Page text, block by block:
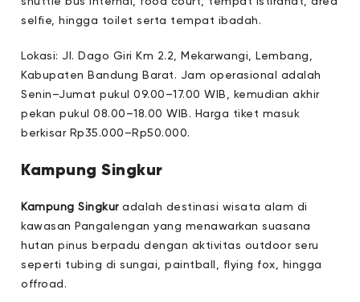
selfie, hingga toilet serta tempat ibadah.
Lokasi: Jl. Dago Giri Km 2.2, Mekarwangi, Lembang,
Kabupaten Bandung Barat. Jam operasional adalah
Senin–Jumat pukul 09.00–17.00 WIB, kemudian akhir
pekan pukul 08.00–18.00 WIB. Harga tiket masuk
berkisar Rp35.000–Rp50.000.
Kampung Singkur
Kampung Singkuradalah destinasi wisata alam di
kawasan Pangalengan yang menawarkan suasana
hutan pinus berpadu dengan aktivitas outdoor seru
seperti tubing di sungai, paintball, flying fox, hingga
offroad.